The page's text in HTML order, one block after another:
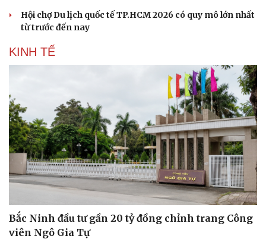
Văn hóa
Di sản
Thời trang
Sao Việt
Hội chợ Du lịch quốc tế TP.HCM 2026 có quy mô lớn nhất
từ trước đến nay
KINH TẾ
Bắc Ninh đầu tư gần 20 tỷ đồng chỉnh trang Công
viên Ngô Gia Tự